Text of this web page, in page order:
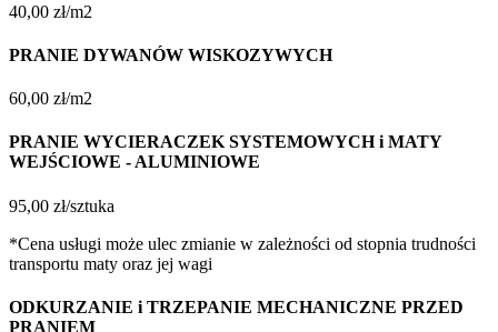
40,00 zł/m2
PRANIE DYWANÓW WISKOZYWYCH
60,00 zł/m2
PRANIE WYCIERACZEK SYSTEMOWYCH i MATY
WEJŚCIOWE - ALUMINIOWE
95,00 zł/sztuka
*Cena usługi może ulec zmianie w zależności od stopnia trudności
transportu maty oraz jej wagi
ODKURZANIE i TRZEPANIE MECHANICZNE PRZED
PRANIEM